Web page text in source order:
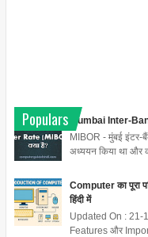
Populars
Mumbai Inter-
MIBOR - मुंबई इंटर-
अध्ययन किया था और
Computer का
हिंदी में
Updated On : 21-
Features और